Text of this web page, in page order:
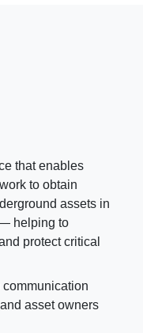
that enables
to obtain
assets in
helping to
protect critical
asset owners